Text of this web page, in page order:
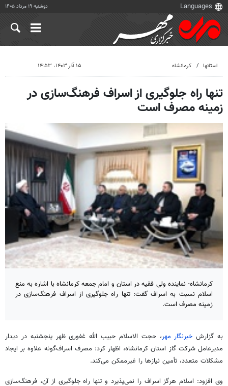
دوشنبه ۱۹ مرداد ۱۴۰۵
استانها کرمانشاه ۱۵ آذر ۱۴۰۳، ۱۴:۵۳
تنها راه جلوگیری از اسراف فرهنگ‌سازی در
زمینه مصرف است
کرمانشاه- نماینده ولی فقیه در استان و امام جمعه کرمانشاه با اشاره به منع
اسلام نسبت به اسراف گفت: تنها راه جلوگیری از اسراف فرهنگ‌سازی در
زمینه مصرف است.
به گزارشخبرنگار مهر، حجت الاسلام حبیب الله غفوری ظهر پنجشنبه در دیدار
مدیرعامل شرکت گاز استان کرمانشاه، اظهار کرد: مصرف اسراف‌گونه علاوه بر ایجاد
مشکلات متعدد، تأمین نیازها را غیرممکن می‌کند.
وی افزود: اسلام هرگز اسراف را نمی‌پذیرد و تنها راه جلوگیری از آن، فرهنگ‌سازی